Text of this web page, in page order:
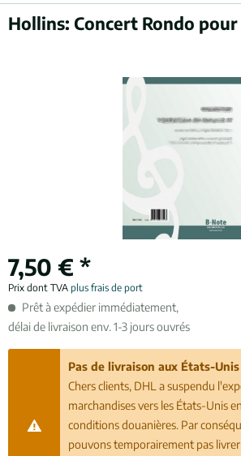
Hollins: Concert Rondo
7,50 € *
Prix dont TVA plus frais de port
Prêt à expédier immédiatement,
délai de livraison env. 1-3 jours ouvrés
Pas de livraison aux États-
Chers clients, DHL a suspendu
marchandises vers les États-Unis
conditions douanières. Par
pouvons temporairement pas